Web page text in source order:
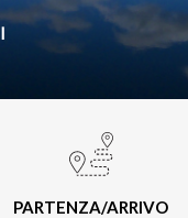
PARTENZA/ARRIVO